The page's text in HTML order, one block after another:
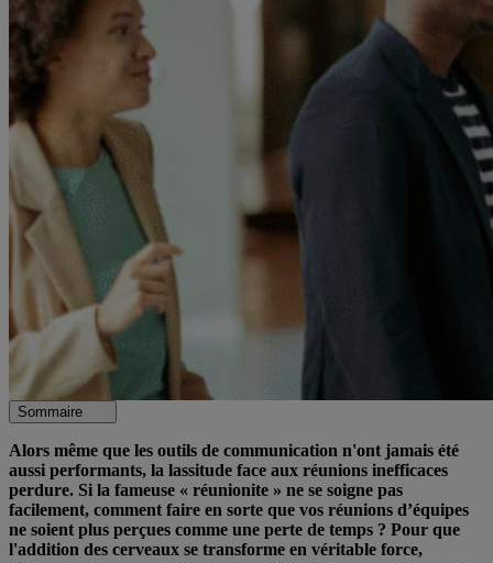
Sommaire
Alors même que les outils de communication n'ont jamais été
aussi performants, la lassitude face aux réunions inefficaces
perdure. Si la fameuse « réunionite » ne se soigne pas
facilement, comment faire en sorte que vos réunions d’équipes
ne soient plus perçues comme une perte de temps ? Pour que
l'addition des cerveaux se transforme en véritable force,